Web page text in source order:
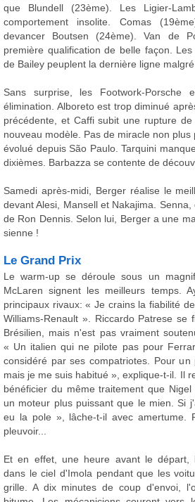
que Blundell (23ème). Les Ligier-
comportement insolite. Comas
devancer Boutsen (24ème). Van de
première qualification de belle façon.
de Bailey peuplent la dernière ligne
Sans surprise, les Footwork-Porsche
élimination. Alboreto est trop diminué
précédente, et Caffi subit une rupture
nouveau modèle. Pas de miracle non
évolué depuis São Paulo. Tarquini
dixièmes. Barbazza se contente de
Samedi après-midi, Berger réalise le
devant Alesi, Mansell et Nakajima.
de Ron Dennis. Selon lui, Berger a une
sienne !
Le Grand Prix
Le warm-up se déroule sous un
McLaren signent les meilleurs temps.
principaux rivaux: « Je crains la fiabilité
Williams-Renault ». Riccardo Patrese se
Brésilien, mais n'est pas vraiment
« Un italien qui ne pilote pas pour
considéré par ses compatriotes. Pour un
mais je me suis habitué », explique-t-il. Il
bénéficier du même traitement que
un moteur plus puissant que le mien. Si
eu la pole », lâche-t-il avec amertume.
pleuvoir...
Et en effet, une heure avant le départ,
dans le ciel d'Imola pendant que les
grille. A dix minutes de coup d'envoi,